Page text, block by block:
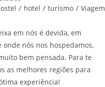
/ hotel / turismo / Viagem
em nós é devida, em
nós nos hospedamos,
bem pensada. Para te
as melhores regiões para
experiência!